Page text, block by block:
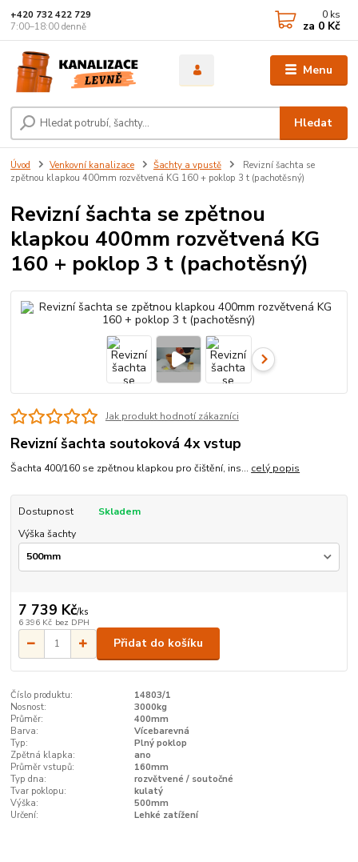
Menu
Hledat
+420 732 422 729
7:00–18:00 denně
0 ks
za 0 Kč
Úvod Venkovní kanalizace Šachty a vpustě
Revizní šachta se
zpětnou klapkou 400mm rozvětvená KG 160 + poklop 3 t (pachotěsný)
Revizní šachta se zpětnou
klapkou 400mm rozvětvená KG
160 + poklop 3 t (pachotěsný)
Jak produkt hodnotí zákazníci
Revizní šachta soutoková 4x vstup
Šachta 400/160 se zpětnou klapkou pro čištění, ins... celý popis
Dostupnost
Skladem
Výška šachty
7 739 Kč/ks
6 396 Kč bez DPH
Přidat do košíku
Číslo produktu:
14803/1
Nosnost:
3000kg
Průměr:
400mm
Barva:
Vícebarevná
Typ:
Plný poklop
Zpětná klapka:
ano
Průměr vstupů:
160mm
Typ dna:
rozvětvené / soutočné
Tvar poklopu:
kulatý
Výška:
500mm
Určení:
Lehké zatížení